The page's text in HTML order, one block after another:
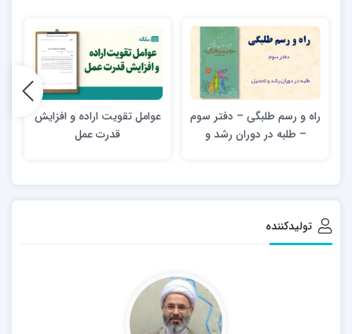
تزکیه و حیات دینی
کارآمدی صنفی
راه و رسم طلبگی – دفتر سوم
– طلبه در دوران رشد و
عوامل تقويت اراده و افزايش
قدرت عمل
تولیدکننده